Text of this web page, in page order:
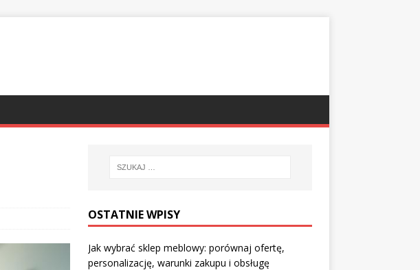
OSTATNIE WPISY
Jak wybrać sklep meblowy: porównaj ofertę,
personalizację, warunki zakupu i obsługę